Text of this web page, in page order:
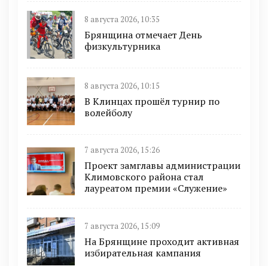
8 августа 2026, 10:35
Брянщина отмечает День
физкультурника
8 августа 2026, 10:15
В Клинцах прошёл турнир по
волейболу
7 августа 2026, 15:26
Проект замглавы администрации
Климовского района стал
лауреатом премии «Служение»
7 августа 2026, 15:09
На Брянщине проходит активная
избирательная кампания